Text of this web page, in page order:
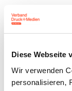
Diese Webseite
Wir verwenden
personalisieren,
Solutions
tätig. Mit
dem Start-
Up
Printess